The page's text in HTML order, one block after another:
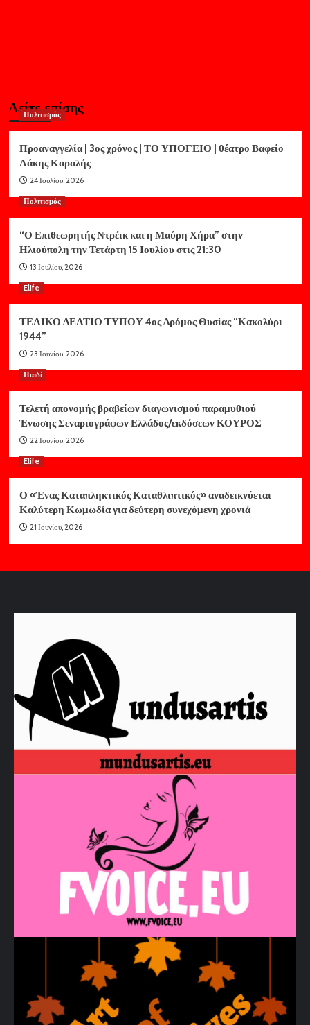
Δείτε επίσης
Πολιτισμός
Προαναγγελία | 3ος χρόνος | ΤΟ ΥΠΟΓΕΙΟ | θέατρο Βαφείο
Λάκης Καραλής
24 Ιουλίου, 2026
Πολιτισμός
“Ο Επιθεωρητής Ντρέικ και η Μαύρη Χήρα” στην
Ηλιούπολη την Τετάρτη 15 Ιουλίου στις 21:30
13 Ιουλίου, 2026
Elife
ΤΕΛΙΚΟ ΔΕΛΤΙΟ ΤΥΠΟΥ 4ος Δρόμος Θυσίας “Κακολύρι
1944”
23 Ιουνίου, 2026
Παιδί
Τελετή απονομής βραβείων διαγωνισμού παραμυθιού
Ένωσης Σεναριογράφων Ελλάδος/εκδόσεων ΚΟΥΡΟΣ
22 Ιουνίου, 2026
Elife
Ο «Ένας Καταπληκτικός Καταθλιπτικός» αναδεικνύεται
Καλύτερη Κωμωδία για δεύτερη συνεχόμενη χρονιά
21 Ιουνίου, 2026